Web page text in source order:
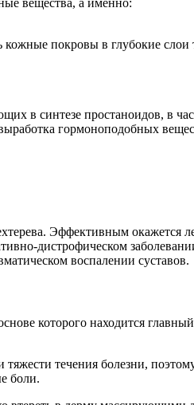
кожные покровы в глубокие слои
в синтезе простаноидов, в
гормоноподобных
Эффективным
дистрофическом
воспалении суставов.
которого находится
течения болезни,
боли.